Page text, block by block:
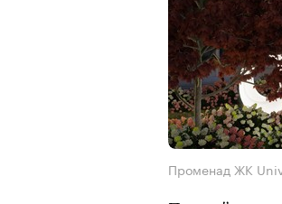
Променад ЖК